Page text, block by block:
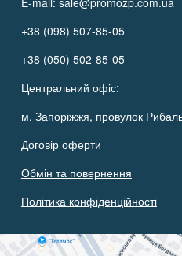
+38 (098) 507-85-05
+38 (050) 502-85-05
Центральний офіс:
м. Запоріжжя, провулок
Договір оферти
Обмін та повернення
Політика конфіденційності